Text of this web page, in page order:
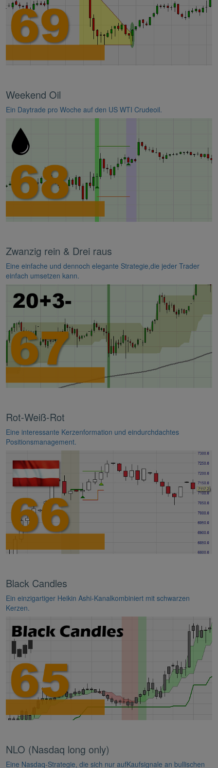
Weekend Oil
Ein Daytrade pro Woche auf den US WTI Crudeoil.
Zwanzig rein & Drei raus
Eine einfache und dennoch elegante Strategie,die jeder Trader
einfach umsetzen kann.
Rot-Weiß-Rot
Eine interessante Kerzenformation und eindurchdachtes
Positionsmanagement.
Black Candles
Ein einzigartiger Heikin Ashi-Kanalkombiniert mit schwarzen
Kerzen.
NLO (Nasdaq long only)
Eine Nasdaq-Strategie, die sich nur aufKaufsignale an bullischen